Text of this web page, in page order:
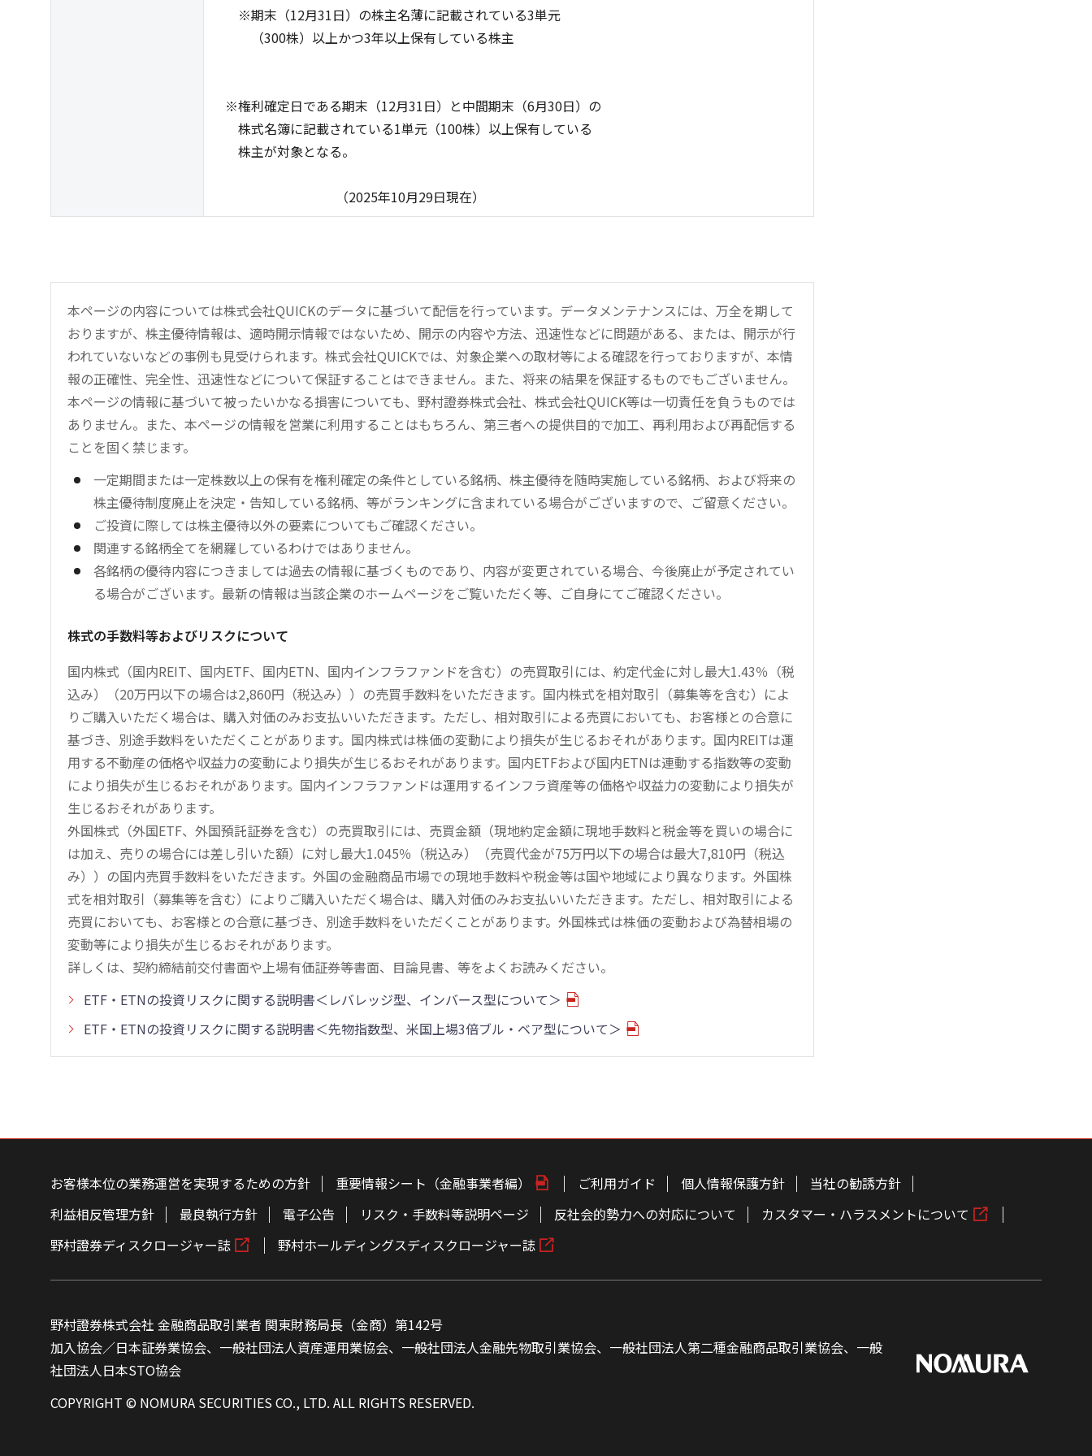
※期末（12月31日）の株主名薄に記載されている3単元
（300株）以上かつ3年以上保有している株主
※権利確定日である期末（12月31日）と中間期末（6月30日）の
株式名簿に記載されている1単元（100株）以上保有している
株主が対象となる。
（2025年10月29日現在）
本ページの内容については株式会社QUICKのデータに基づいて配信を行っています。データメンテナンスには、万全を期して
おりますが、株主優待情報は、適時開示情報ではないため、開示の内容や方法、迅速性などに問題がある、または、開示が行
われていないなどの事例も見受けられます。株式会社QUICKでは、対象企業への取材等による確認を行っておりますが、本情
報の正確性、完全性、迅速性などについて保証することはできません。また、将来の結果を保証するものでもございません。
本ページの情報に基づいて被ったいかなる損害についても、野村證券株式会社、株式会社QUICK等は一切責任を負うものでは
ありません。また、本ページの情報を営業に利用することはもちろん、第三者への提供目的で加工、再利用および再配信する
ことを固く禁じます。
一定期間または一定株数以上の保有を権利確定の条件としている銘柄、株主優待を随時実施している銘柄、および将来の
株主優待制度廃止を決定・告知している銘柄、等がランキングに含まれている場合がございますので、ご留意ください。
ご投資に際しては株主優待以外の要素についてもご確認ください。
関連する銘柄全てを網羅しているわけではありません。
各銘柄の優待内容につきましては過去の情報に基づくものであり、内容が変更されている場合、今後廃止が予定されてい
る場合がございます。最新の情報は当該企業のホームページをご覧いただく等、ご自身にてご確認ください。
株式の手数料等およびリスクについて
国内株式（国内REIT、国内ETF、国内ETN、国内インフラファンドを含む）の売買取引には、約定代金に対し最大1.43％（税
込み）（20万円以下の場合は2,860円（税込み））の売買手数料をいただきます。国内株式を相対取引（募集等を含む）によ
りご購入いただく場合は、購入対価のみお支払いいただきます。ただし、相対取引による売買においても、お客様との合意に
基づき、別途手数料をいただくことがあります。国内株式は株価の変動により損失が生じるおそれがあります。国内REITは運
用する不動産の価格や収益力の変動により損失が生じるおそれがあります。国内ETFおよび国内ETNは連動する指数等の変動
により損失が生じるおそれがあります。国内インフラファンドは運用するインフラ資産等の価格や収益力の変動により損失が
生じるおそれがあります。
外国株式（外国ETF、外国預託証券を含む）の売買取引には、売買金額（現地約定金額に現地手数料と税金等を買いの場合に
は加え、売りの場合には差し引いた額）に対し最大1.045％（税込み）（売買代金が75万円以下の場合は最大7,810円（税込
み））の国内売買手数料をいただきます。外国の金融商品市場での現地手数料や税金等は国や地域により異なります。外国株
式を相対取引（募集等を含む）によりご購入いただく場合は、購入対価のみお支払いいただきます。ただし、相対取引による
売買においても、お客様との合意に基づき、別途手数料をいただくことがあります。外国株式は株価の変動および為替相場の
変動等により損失が生じるおそれがあります。
詳しくは、契約締結前交付書面や上場有価証券等書面、目論見書、等をよくお読みください。
ETF・ETNの投資リスクに関する説明書＜レバレッジ型、インバース型について＞
ETF・ETNの投資リスクに関する説明書＜先物指数型、米国上場3倍ブル・ベア型について＞
こ
お客様本位の業務運営を実現するための方針 重要情報シート（金融事業者編） ご利用ガイド 個人情報保護方針
当社の勧誘方針
利益相反管理方針
最良執行方針 電子公告 リスク・手数料等説明ページ 反社会的勢力への対応について
カスタマー・ハラスメントについて
野村證券ディスクロージャー誌
野村ホールディングスディスクロージャー誌
野村證券株式会社 金融商品取引業者 関東財務局長（金商）第142号
加入協会／日本証券業協会、一般社団法人資産運用業協会、一般社団法人金融先物取引業協会、一般社団法人第二種金融商品取引業協会、一般
社団法人日本STO協会
COPYRIGHT © NOMURA SECURITIES CO., LTD. ALL RIGHTS RESERVED.